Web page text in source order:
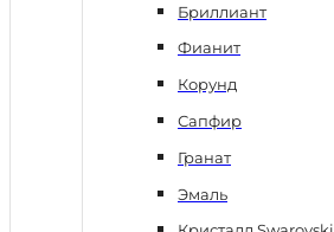
Бриллиант
Фианит
Корунд
Сапфир
Гранат
Эмаль